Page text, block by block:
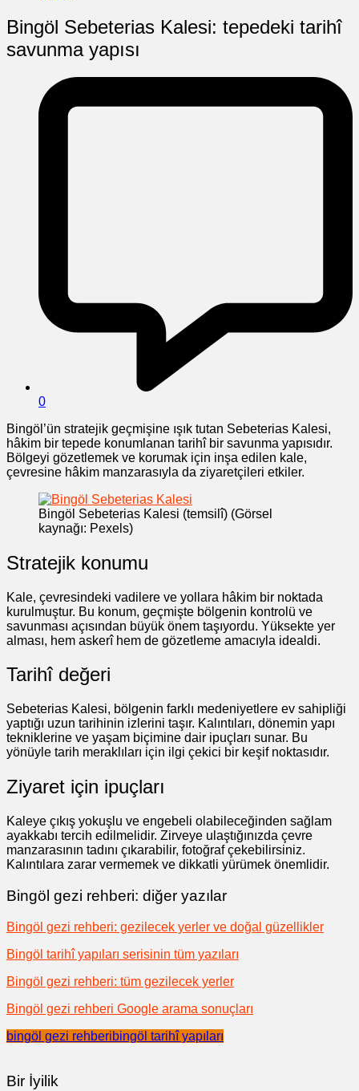
Bingöl Sebeterias Kalesi: tepedeki tarihî
savunma yapısı
0
Bingöl’ün stratejik geçmişine ışık tutan Sebeterias Kalesi,
hâkim bir tepede konumlanan tarihî bir savunma yapısıdır.
Bölgeyi gözetlemek ve korumak için inşa edilen kale,
çevresine hâkim manzarasıyla da ziyaretçileri etkiler.
Bingöl Sebeterias Kalesi (temsilî) (Görsel
kaynağı: Pexels)
Stratejik konumu
Kale, çevresindeki vadilere ve yollara hâkim bir noktada
kurulmuştur. Bu konum, geçmişte bölgenin kontrolü ve
savunması açısından büyük önem taşıyordu. Yüksekte yer
alması, hem askerî hem de gözetleme amacıyla idealdi.
Tarihî değeri
Sebeterias Kalesi, bölgenin farklı medeniyetlere ev sahipliği
yaptığı uzun tarihinin izlerini taşır. Kalıntıları, dönemin yapı
tekniklerine ve yaşam biçimine dair ipuçları sunar. Bu
yönüyle tarih meraklıları için ilgi çekici bir keşif noktasıdır.
Ziyaret için ipuçları
Kaleye çıkış yokuşlu ve engebeli olabileceğinden sağlam
ayakkabı tercih edilmelidir. Zirveye ulaştığınızda çevre
manzarasının tadını çıkarabilir, fotoğraf çekebilirsiniz.
Kalıntılara zarar vermemek ve dikkatli yürümek önemlidir.
Bingöl gezi rehberi: diğer yazılar
Bingöl gezi rehberi: gezilecek yerler ve doğal güzellikler
Bingöl tarihî yapıları serisinin tüm yazıları
Bingöl gezi rehberi: tüm gezilecek yerler
Bingöl gezi rehberi Google arama sonuçları
bingöl gezi rehberibingöl tarihî yapıları
Bir İyilik